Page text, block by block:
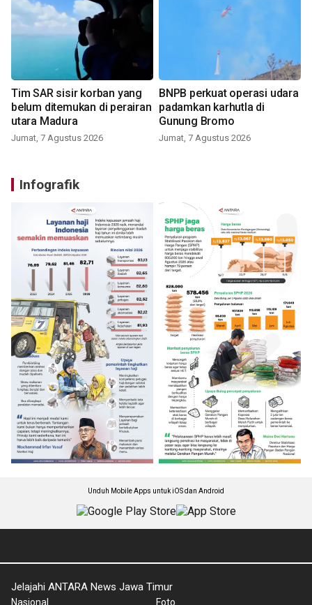
Tim SAR sisir korban yang
belum ditemukan di perairan
utara Madura
Jumat, 7 Agustus 2026
BNPB perkuat operasi udara
padamkan karhutla di
Gunung Bromo
Jumat, 7 Agustus 2026
Infografik
Unduh Mobile Apps untuk iOS dan Android
Jelajahi ANTARA News Jawa Timur
Nasional Foto